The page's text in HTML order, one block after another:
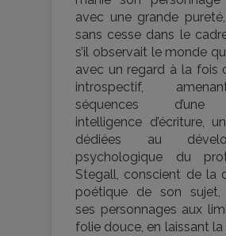
avec une grande pureté,
sans cesse dans le
s’il observait le monde
avec un regard à la fois
introspectif,
séquences d’une
intelligence d’écriture,
dédiées au
psychologique du
Stegall, conscient de la
poétique de son sujet,
ses personnages aux
folie douce, en laissant